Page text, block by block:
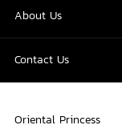
About Us
Contact Us
Oriental Princess